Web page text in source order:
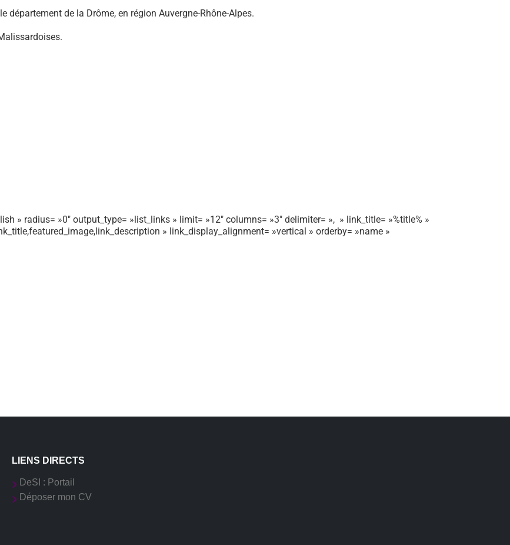
département de la Drôme, en région Auvergne-Rhône-Alpes.
» radius= »0″ output_type= »list_links » limit= »12″ columns= »3″ delimiter= », » link_title= »%title% »
» link_display_alignment= »vertical » orderby= »name »
LIENS DIRECTS
DeSI : Portail
Déposer mon CV